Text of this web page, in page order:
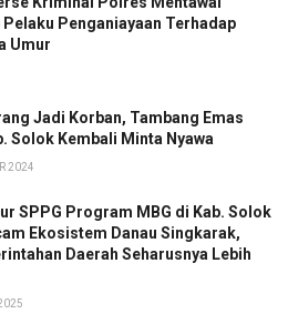
Pelaku Penganiayaan Terhadap
Umur
Jadi Korban, Tambang Emas
Solok Kembali Minta Nyawa
2024
SPPG Program MBG di Kab. Solok
Ekosistem Danau Singkarak,
Daerah Seharusnya Lebih